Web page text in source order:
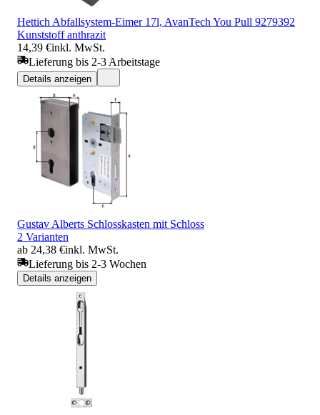
Hettich Abfallsystem-Eimer 17l, AvanTech You Pull 9279392
Kunststoff anthrazit
14,39 €inkl. MwSt.
Lieferung bis 2-3 Arbeitstage
Details anzeigen
Gustav Alberts Schlosskasten mit Schloss
2 Varianten
ab 24,38 €inkl. MwSt.
Lieferung bis 2-3 Wochen
Details anzeigen